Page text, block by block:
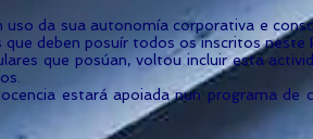
da sua autonomía corporativa e
deben posuír todos os inscritos neste
que posúan, voltou incluir esta
estará apoiada nun programa de